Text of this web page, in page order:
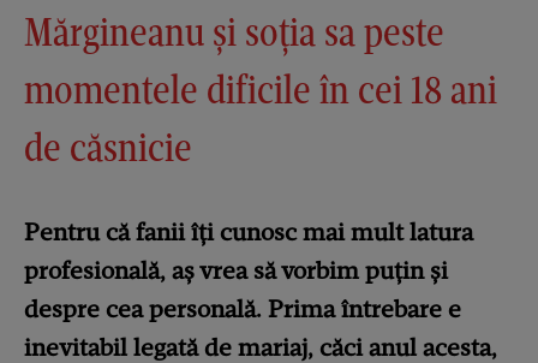
Mărgineanu și soția sa peste
momentele dificile în cei 18 ani
de căsnicie
Pentru că fanii îți cunosc mai mult latura
profesională, aș vrea să vorbim puțin și
despre cea personală. Prima întrebare e
inevitabil legată de mariaj, căci anul acesta,